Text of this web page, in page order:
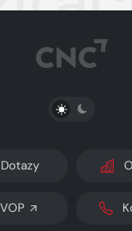
PŘEPNOUT
Dotazy
VOP